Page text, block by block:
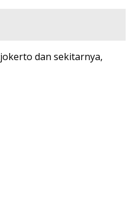
dan sekitarnya,